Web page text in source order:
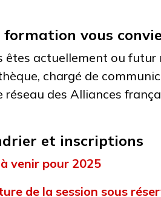
formation vous
êtes actuellement ou
chargé de
réseau des Alliances
et inscriptions
venir pour 2025
de la session sous